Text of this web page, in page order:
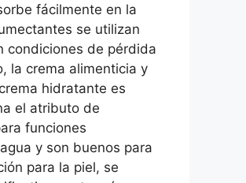
fácilmente en la
se utilizan
condiciones de pérdida
la crema alimenticia y
hidratante es
el atributo de
funciones
y son buenos para
para la piel, se